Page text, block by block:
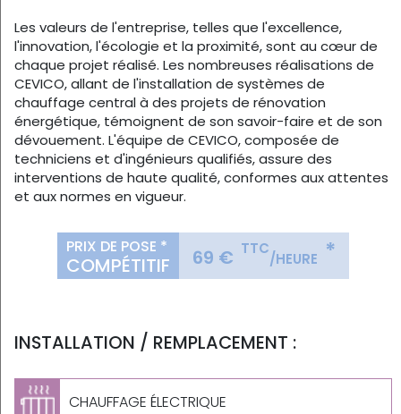
Les valeurs de l'entreprise, telles que l'excellence,
l'innovation, l'écologie et la proximité, sont au cœur de
chaque projet réalisé. Les nombreuses réalisations de
CEVICO, allant de l'installation de systèmes de
chauffage central à des projets de rénovation
énergétique, témoignent de son savoir-faire et de son
dévouement. L'équipe de CEVICO, composée de
techniciens et d'ingénieurs qualifiés, assure des
interventions de haute qualité, conformes aux attentes
et aux normes en vigueur.
PRIX DE POSE *
COMPÉTITIF 69 € TTC
/HEURE *
INSTALLATION / REMPLACEMENT :
CHAUFFAGE ÉLECTRIQUE